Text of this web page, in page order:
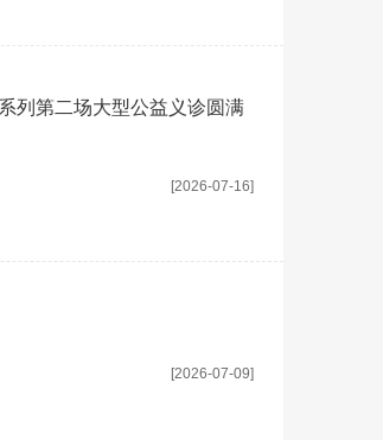
列第二场大型公益义诊圆满
[2026-07-16]
[2026-07-09]